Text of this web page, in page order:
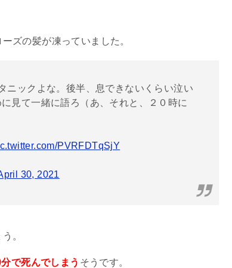
ズの髪が凍っていました。
ニックよな。後半、息できないくらい泣い
見て一緒に語ろ（あ、それと、２０時に
PVRFDTqSjY
30, 2021
。
で死んでしまう そうです。